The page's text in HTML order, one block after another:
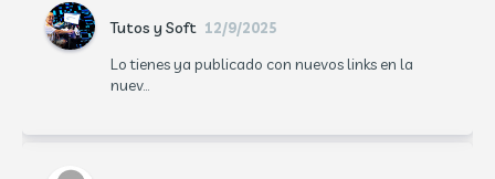
Tutos y Soft 12/9/2025
Lo tienes ya publicado con nuevos links en la
nuev...